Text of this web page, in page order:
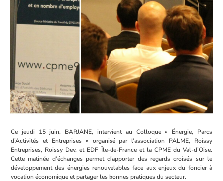
Ce jeudi 15 juin, BARJANE, intervient au Colloque « Énergie, Parcs
d’Activités et Entreprises » organisé par l’association PALME, Roissy
Entreprises, Roissy Dev, et EDF Île-de-France et la CPME du Val-d’Oise.
Cette matinée d’échanges permet d’apporter des regards croisés sur le
développement des énergies renouvelables face aux enjeux du foncier à
vocation économique et partager les bonnes pratiques du secteur.